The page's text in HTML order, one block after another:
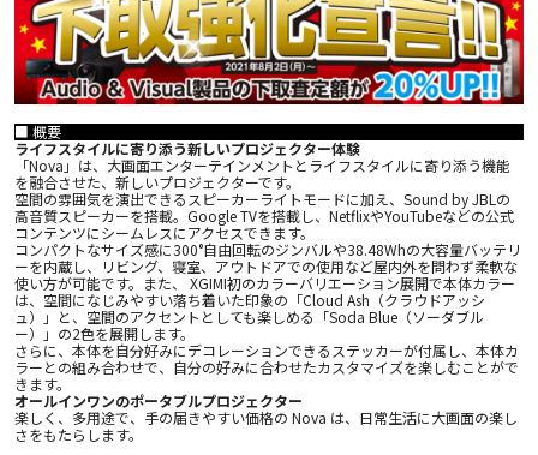
■ 概要
ライフスタイルに寄り添う新しいプロジェクター体験
「Nova」は、大画面エンターテインメントとライフスタイルに寄り添う機能
を融合させた、新しいプロジェクターです。
空間の雰囲気を演出できるスピーカーライトモードに加え、Sound by JBLの
高音質スピーカーを搭載。Google TVを搭載し、NetflixやYouTubeなどの公式
コンテンツにシームレスにアクセスできます。
コンパクトなサイズ感に300°自由回転のジンバルや38.48Whの大容量バッテリ
ーを内蔵し、リビング、寝室、アウトドアでの使用など屋内外を問わず柔軟な
使い方が可能です。また、 XGIMI初のカラーバリエーション展開で本体カラー
は、空間になじみやすい落ち着いた印象の「Cloud Ash（クラウドアッシ
ュ）」と、空間のアクセントとしても楽しめる「Soda Blue（ソーダブル
ー）」の2色を展開します。
さらに、本体を自分好みにデコレーションできるステッカーが付属し、本体カ
ラーとの組み合わせで、自分の好みに合わせたカスタマイズを楽しむことがで
きます。
オールインワンのポータブルプロジェクター
楽しく、多用途で、手の届きやすい価格の Nova は、日常生活に大画面の楽し
さをもたらします。